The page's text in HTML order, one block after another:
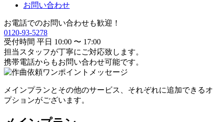
お問い合わせ
お電話でのお問い合わせも歓迎！
0120-93-5278
受付時間 平日 10:00 〜 17:00
担当スタッフが丁寧にご対応致します。
携帯電話からもお問い合わせ可能です。
メインプランとその他のサービス、それぞれに追加できるオ
プションがございます。